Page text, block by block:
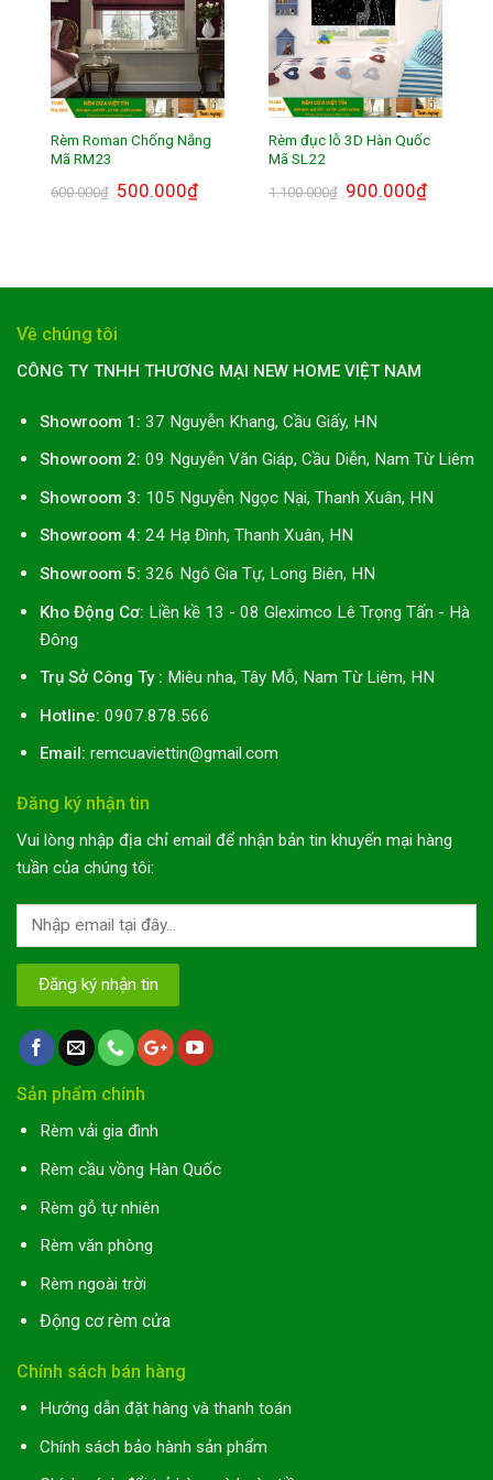
Rèm Roman Chống Nắng
Mã RM23
600.000₫ Giá
gốc
500.000₫Giá
hiện
Rèm đục lỗ 3D Hàn Quốc
Mã SL22
1.100.000₫ Giá
gốc
900.000₫Giá
hiện
Về chúng tôi
CÔNG TY TNHH THƯƠNG MẠI NEW HOME VIỆT NAM
Showroom 1: 37 Nguyễn Khang, Cầu Giấy, HN
Showroom 2: 09 Nguyễn Văn Giáp, Cầu Diễn, Nam Từ Liêm
Showroom 3: 105 Nguyễn Ngọc Nại, Thanh Xuân, HN
Showroom 4: 24 Hạ Đình, Thanh Xuân, HN
Showroom 5: 326 Ngô Gia Tự, Long Biên, HN
Kho Động Cơ: Liền kề 13 - 08 Gleximco Lê Trọng Tấn - Hà
Đông
Trụ Sở Công Ty : Miêu nha, Tây Mỗ, Nam Từ Liêm, HN
Hotline: 0907.878.566
Email: remcuaviettin@gmail.com
Đăng ký nhận tin
Vui lòng nhập địa chỉ email để nhận bản tin khuyến mại hàng
tuần của chúng tôi:
Sản phẩm chính
Rèm vải gia đình
Rèm cầu vồng Hàn Quốc
Rèm gỗ tự nhiên
Rèm văn phòng
Rèm ngoài trời
Động cơ rèm cửa
Chính sách bán hàng
Hướng dẫn đặt hàng và thanh toán
Chính sách bảo hành sản phẩm